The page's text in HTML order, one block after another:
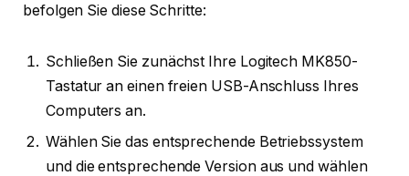
befolgen Sie diese Schritte:
Schließen Sie zunächst Ihre Logitech MK850-
Tastatur an einen freien USB-Anschluss Ihres
Computers an.
Wählen Sie das entsprechende Betriebssystem
und die entsprechende Version aus und wählen